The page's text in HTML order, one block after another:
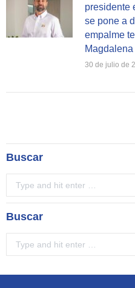
presidente
se pone a
empalme
Magdalena
30 de julio de
Buscar
Buscar